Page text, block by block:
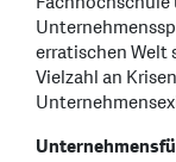
erratischen Welt
Vielzahl an